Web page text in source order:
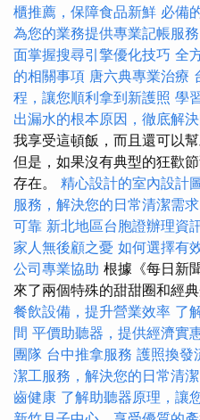
櫃推薦，保障食品新鮮 必備
為您的業務提供專業記帳服務
面掌握搜尋引擎優化技巧 全
的相關事項 唐六典專業治療
程，讓您順利拿到新護照 學
出漏水的根本原因，徹底解
我享受這頓飯，而且還可以
但是，如果沒有典型的狂歡
存在。 精心設計的室內設計
服務，解決您的日常清潔需求
可靠 新北地區台胞證辦理資
家人無後顧之憂 如何選擇有
公司專業協助 根據《每日新
來了兩個特殊的甜甜圈和經
餐飲設備，提升營業效率 了
間 平價助聽器，提供經濟實
團隊 台中推拿服務 護照換發
潔工服務，解決您的日常清
齒健康 了解助聽器原理，讓